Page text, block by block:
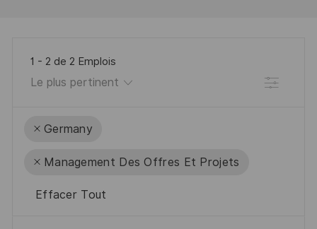
1 - 2 de 2 Emplois
Filtre
Germany
Management Des Offres Et Projets
Effacer Tout